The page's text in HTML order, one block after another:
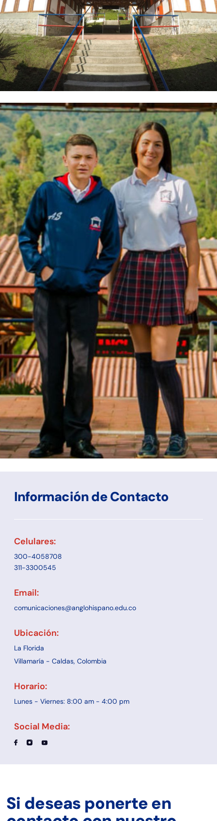
Información de Contacto
Celulares:
300-4058708
311-3300545
Email:
comunicaciones@anglohispano.edu.co
Ubicación:
La Florida
Villamaría - Caldas, Colombia
Horario:
Lunes - Viernes: 8:00 am - 4:00 pm
Social Media:
Si deseas ponerte en